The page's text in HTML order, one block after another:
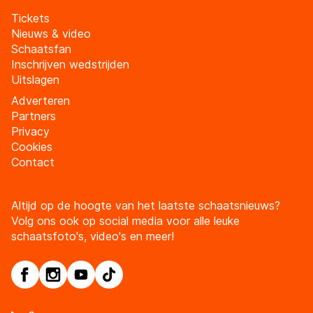
Tickets
Nieuws & video
Schaatsfan
Inschrijven wedstrijden
Uitslagen
Adverteren
Partners
Privacy
Cookies
Contact
Altijd op de hoogte van het laatste schaatsnieuws?
Volg ons ook op social media voor alle leuke
schaatsfoto's, video's en meer!